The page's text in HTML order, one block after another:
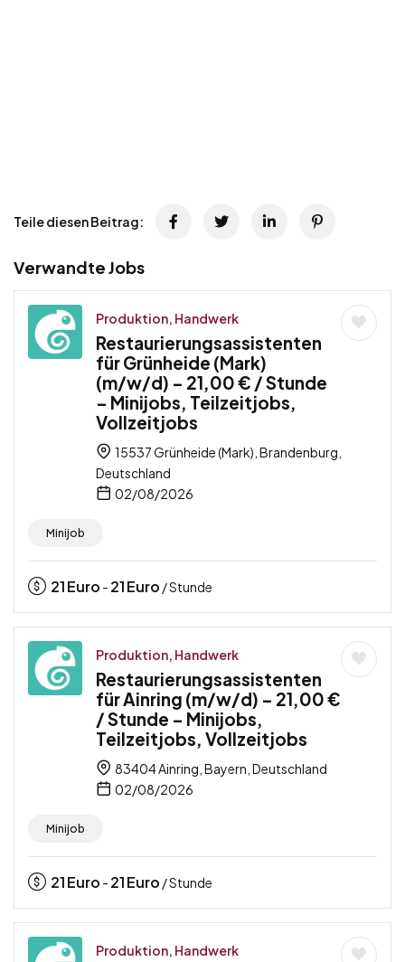
Teile diesen Beitrag:
Verwandte Jobs
Produktion, Handwerk
Restaurierungsassistenten
für Grünheide (Mark)
(m/w/d) – 21,00 € / Stunde
– Minijobs, Teilzeitjobs,
Vollzeitjobs
15537 Grünheide (Mark), Brandenburg,
Deutschland
02/08/2026
Minijob
21Euro - 21Euro / Stunde
Produktion, Handwerk
Restaurierungsassistenten
für Ainring (m/w/d) – 21,00 €
/ Stunde – Minijobs,
Teilzeitjobs, Vollzeitjobs
83404 Ainring, Bayern, Deutschland
02/08/2026
Minijob
21Euro - 21Euro / Stunde
Produktion, Handwerk